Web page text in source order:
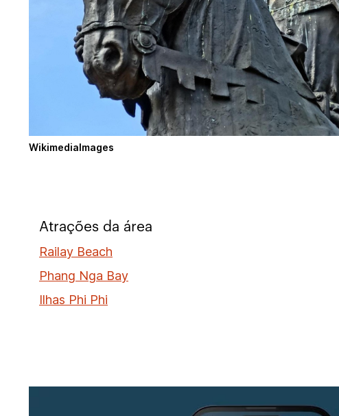
WikimediaImages
Atrações da área
Railay Beach
Phang Nga Bay
Ilhas Phi Phi